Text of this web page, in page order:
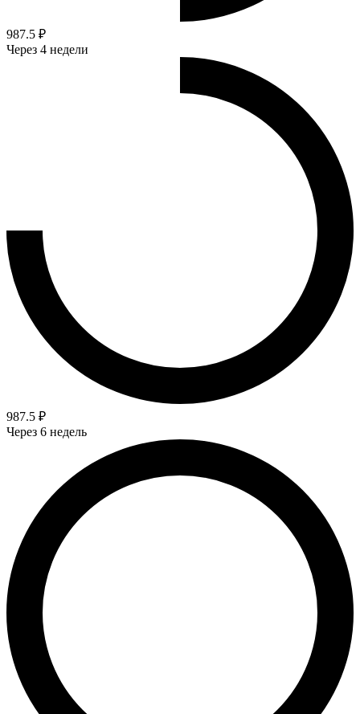
987.5 ₽
Через 4 недели
987.5 ₽
Через 6 недель